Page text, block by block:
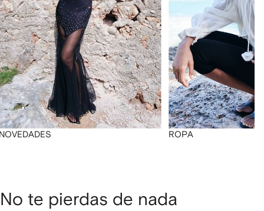
ROPA
No te pierdas de nada